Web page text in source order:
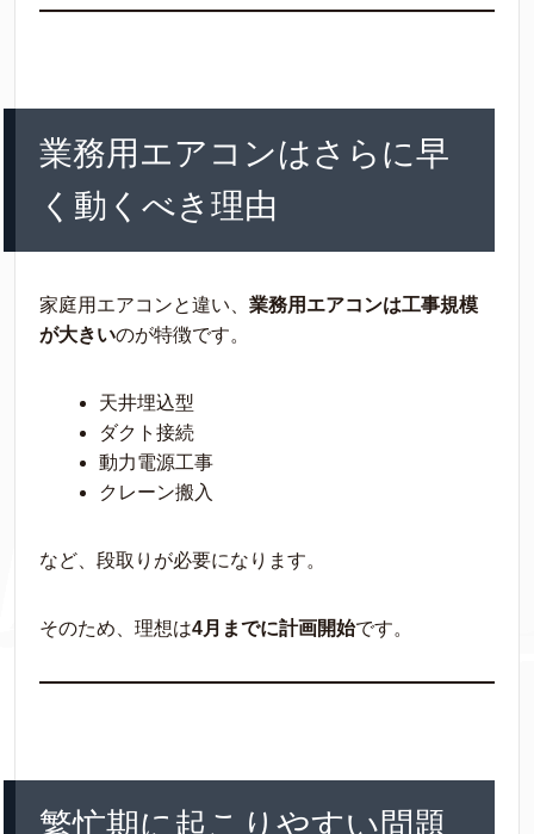
業務用エアコンはさらに早
く動くべき理由
家庭用エアコンと違い、 業務用エアコンは工事規模
が大きいのが特徴です。
天井埋込型
ダクト接続
動力電源工事
クレーン搬入
など、段取りが必要になります。
そのため、理想は4月までに計画開始です。
繁忙期に起こりやすい問題